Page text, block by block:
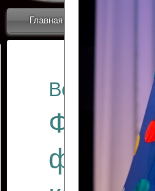
Главная
Все отчеты
Финал